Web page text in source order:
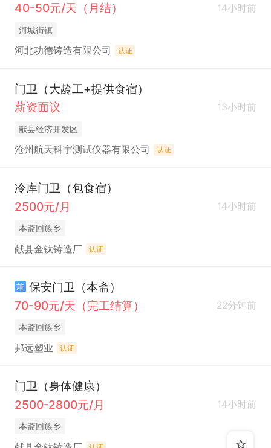
40-50元/天（月结）
14小时前
河城街镇
河北功德铸造有限公司 认证
门卫（大龄工+提供食宿）
薪资面议
13小时前
献县经济开发区
沧州航天科宇测试仪器有限公司 认证
冷库门卫（包食宿）
2500元/月
14小时前
本斋回族乡
献县金钛铸造厂 认证
兼 保安门卫（本斋）
70-90元/天（完工结算）
22分钟前
本斋回族乡
邦远塑业 认证
门卫（身体健康）
2500-2800元/月
14小时前
本斋回族乡